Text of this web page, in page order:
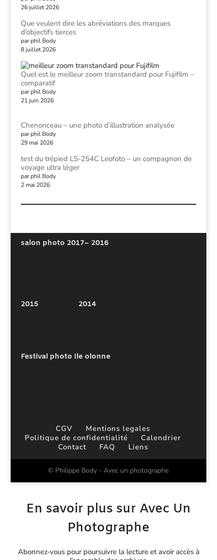
26 juillet 2026
Que veulent dire les abréviations des marques
d’objectifs tierces
par phil Body
8 juillet 2026
Quel est le meilleur zoom transtandard pour Fujifilm –
comparatif
par phil Body
21 juin 2026
Chenonceau – une photo d’illustration analysée
par phil Body
29 mai 2026
test du trépied LS-254C Leofoto – un compagnon de
voyage ultra léger
par phil Body
2 mai 2026
salon photo 2017– 2016
2015 2014
Festival photo Ile olonne
CGV
Mentions legales
Politique de confidentialité
Calendrier
Contact
FAQ Liens
© Philippe Body - Avec un photographe
En savoir plus sur Avec Un
Photographe
Abonnez-vous pour poursuivre la lecture et avoir accès à